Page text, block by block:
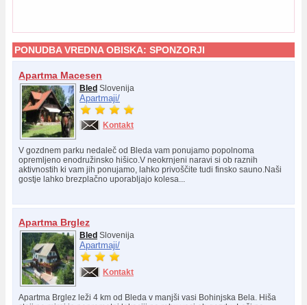
PONUDBA VREDNA OBISKA: SPONZORJI
Apartma Macesen
Bled Slovenija
Apartmaji/
Kontakt
V gozdnem parku nedaleč od Bleda vam ponujamo popolnoma
opremljeno enodružinsko hišico.V neokrnjeni naravi si ob raznih
aktivnostih ki vam jih ponujamo, lahko privoščite tudi finsko sauno.Naši
gostje lahko brezplačno uporabljajo kolesa...
Apartma Brglez
Bled Slovenija
Apartmaji/
Kontakt
Apartma Brglez leži 4 km od Bleda v manjši vasi Bohinjska Bela. Hiša